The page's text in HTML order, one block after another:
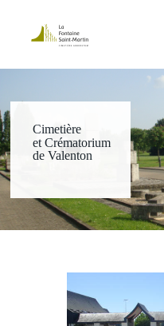
Cimetière
et Crématorium
de Valenton